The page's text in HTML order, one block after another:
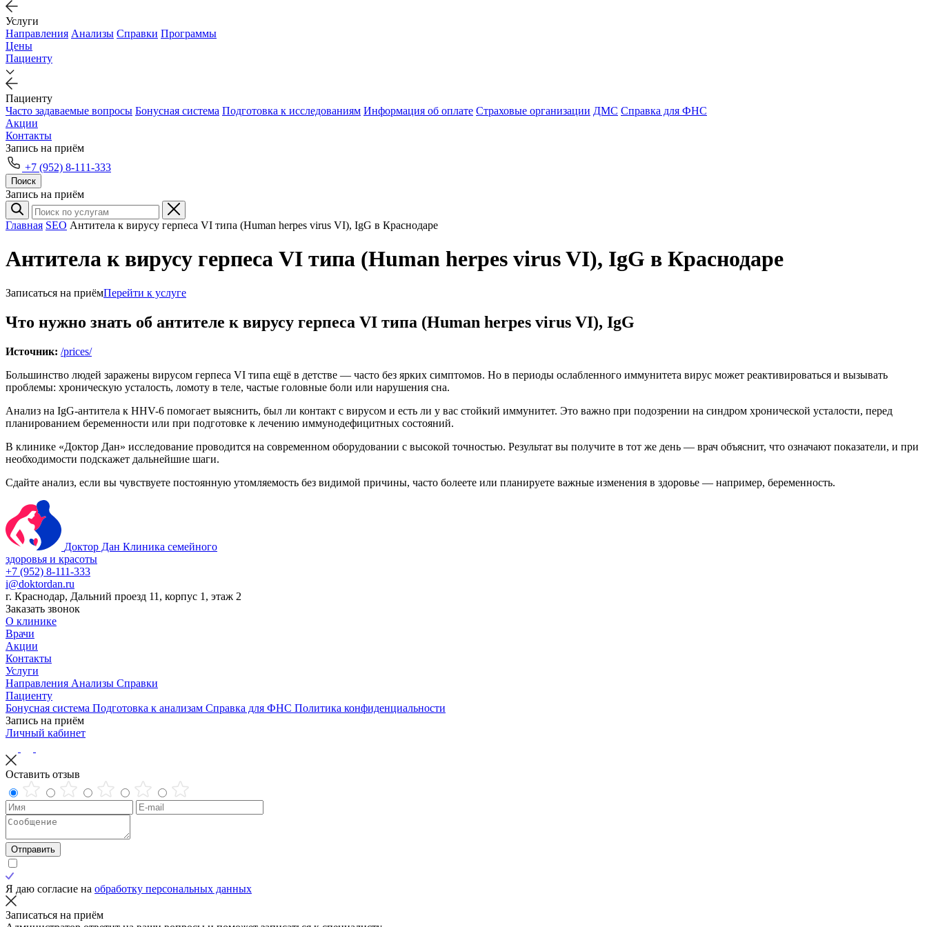
Услуги
Направления Анализы Справки Программы
Цены
Пациенту
Пациенту
Часто задаваемые вопросы Бонусная система Подготовка к исследованиям Информация об оплате Страховые организации ДМС Справка для ФНС
Акции
Контакты
Запись на приём
+7 (952) 8-111-333
Поиск
Запись на приём
Главная SEO Антитела к вирусу герпеса VI типа (Human herpes virus VI), IgG в Краснодаре
Антитела к вирусу герпеса VI типа (Human herpes virus VI), IgG в Краснодаре
Записаться на приёмПерейти к услуге
Что нужно знать об антителе к вирусу герпеса VI типа (Human herpes virus VI), IgG
Источник: /prices/
Большинство людей заражены вирусом герпеса VI типа ещё в детстве — часто без ярких симптомов. Но в периоды ослабленного иммунитета вирус может реактивироваться и вызывать
проблемы: хроническую усталость, ломоту в теле, частые головные боли или нарушения сна.
Анализ на IgG-антитела к HHV-6 помогает выяснить, был ли контакт с вирусом и есть ли у вас стойкий иммунитет. Это важно при подозрении на синдром хронической усталости, перед
планированием беременности или при подготовке к лечению иммунодефицитных состояний.
В клинике «Доктор Дан» исследование проводится на современном оборудовании с высокой точностью. Результат вы получите в тот же день — врач объяснит, что означают показатели, и при
необходимости подскажет дальнейшие шаги.
Сдайте анализ, если вы чувствуете постоянную утомляемость без видимой причины, часто болеете или планируете важные изменения в здоровье — например, беременность.
Доктор Дан Клиника семейного
здоровья и красоты
+7 (952) 8-111-333
i@doktordan.ru
г. Краснодар, Дальний проезд 11, корпус 1, этаж 2
Заказать звонок
О клинике
Врачи
Акции
Контакты
Услуги
Направления Анализы Справки
Пациенту
Бонусная система Подготовка к анализам Справка для ФНС Политика конфиденциальности
Запись на приём
Личный кабинет
Оставить отзыв
Отправить
Я даю согласие на обработку персональных данных
Записаться на приём